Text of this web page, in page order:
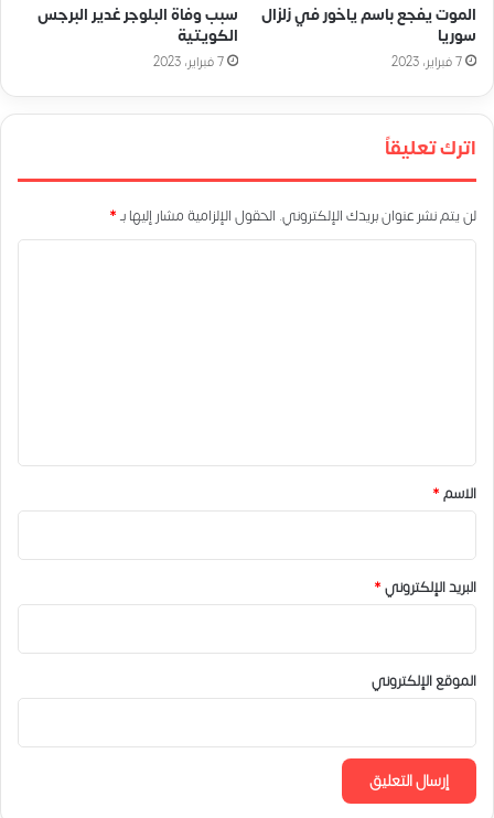
الموت يفجع باسم ياخور في زلزال
سوريا
7 فبراير، 2023
سبب وفاة البلوجر غدير البرجس
الكويتية
7 فبراير، 2023
اترك تعليقاً
لن يتم نشر عنوان بريدك الإلكتروني. الحقول الإلزامية مشار إليها بـ*
*
الاسم*
البريد الإلكتروني*
الموقع الإلكتروني